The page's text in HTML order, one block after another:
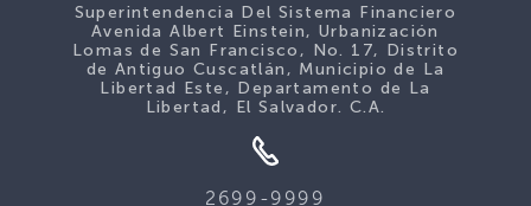
Superintendencia Del Sistema Financiero
Avenida Albert Einstein, Urbanización
Lomas de San Francisco, No. 17, Distrito
de Antiguo Cuscatlán, Municipio de La
Libertad Este, Departamento de La
Libertad, El Salvador. C.A.
2699-9999